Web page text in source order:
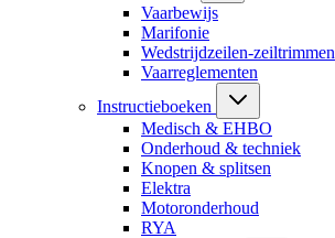
Vaarbewijs
Marifonie
Wedstrijdzeilen-zeiltrimmen
Vaarreglementen
Instructieboeken
Medisch & EHBO
Onderhoud & techniek
Knopen & splitsen
Elektra
Motoronderhoud
RYA